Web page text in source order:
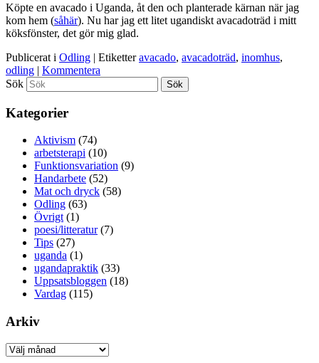
Köpte en avacado i Uganda, åt den och planterade kärnan när jag
kom hem (såhär). Nu har jag ett litet ugandiskt avacadoträd i mitt
köksfönster, det gör mig glad.
Publicerat i Odling | Etiketter avacado, avacadoträd, inomhus,
odling | Kommentera
Sök
Kategorier
Aktivism (74)
arbetsterapi (10)
Funktionsvariation (9)
Handarbete (52)
Mat och dryck (58)
Odling (63)
Övrigt(1)
poesi/litteratur(7)
Tips (27)
uganda (1)
ugandapraktik (33)
Uppsatsbloggen (18)
Vardag (115)
Arkiv
Arkiv